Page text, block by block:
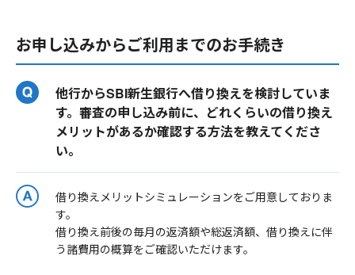
お申し込みからご利用までのお手続き
他行からSBI新生銀行へ借り換えを検討していま
す。審査の申し込み前に、どれくらいの借り換え
メリットがあるか確認する方法を教えてくださ
い。
借り換えメリットシミュレーションをご用意しておりま
す。
借り換え前後の毎月の返済額や総返済額、借り換えに伴
う諸費用の概算をご確認いただけます。